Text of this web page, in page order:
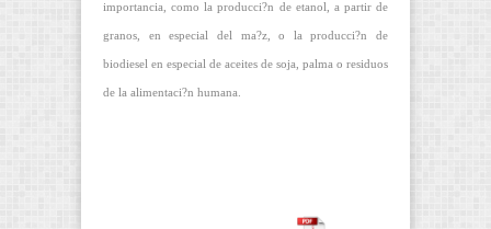
importancia, como la producci?n de etanol, a partir de
granos, en especial del ma?z, o la producci?n de
biodiesel en especial de aceites de soja, palma o residuos
de la alimentaci?n humana.